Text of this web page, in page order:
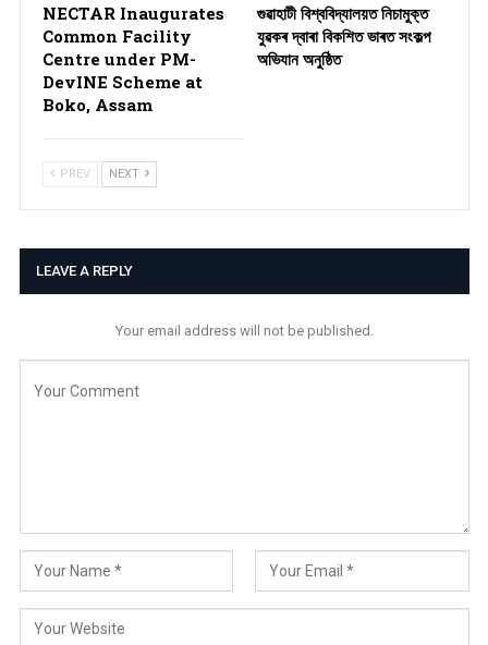
NECTAR Inaugurates
Common Facility
Centre under PM-
DevINE Scheme at
Boko, Assam
গুৱাহাটী বিশ্ববিদ্যালয়ত নিচামুক্ত
যুৱকৰ দ্বাৰা বিকশিত ভাৰত সংকল্প
অভিযান অনুষ্ঠিত
PREV NEXT
LEAVE A REPLY
Your email address will not be published.